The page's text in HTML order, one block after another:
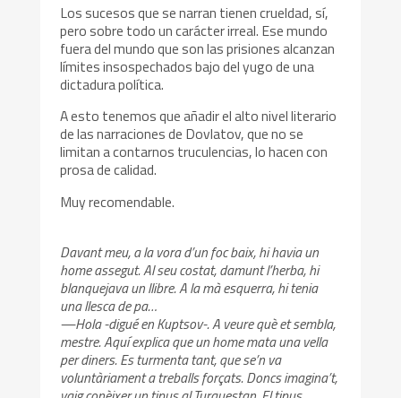
Los sucesos que se narran tienen crueldad, sí,
pero sobre todo un carácter irreal. Ese mundo
fuera del mundo que son las prisiones alcanzan
límites insospechados bajo del yugo de una
dictadura política.
A esto tenemos que añadir el alto nivel literario
de las narraciones de Dovlatov, que no se
limitan a contarnos truculencias, lo hacen con
prosa de calidad.
Muy recomendable.
Davant meu, a la vora d’un foc baix, hi havia un
home assegut. Al seu costat, damunt l’herba, hi
blanquejava un llibre. A la mà esquerra, hi tenia
una llesca de pa…
—Hola -digué en Kuptsov-. A veure què et sembla,
mestre. Aquí explica que un home mata una vella
per diners. Es turmenta tant, que se’n va
voluntàriament a treballs forçats. Doncs imagina’t,